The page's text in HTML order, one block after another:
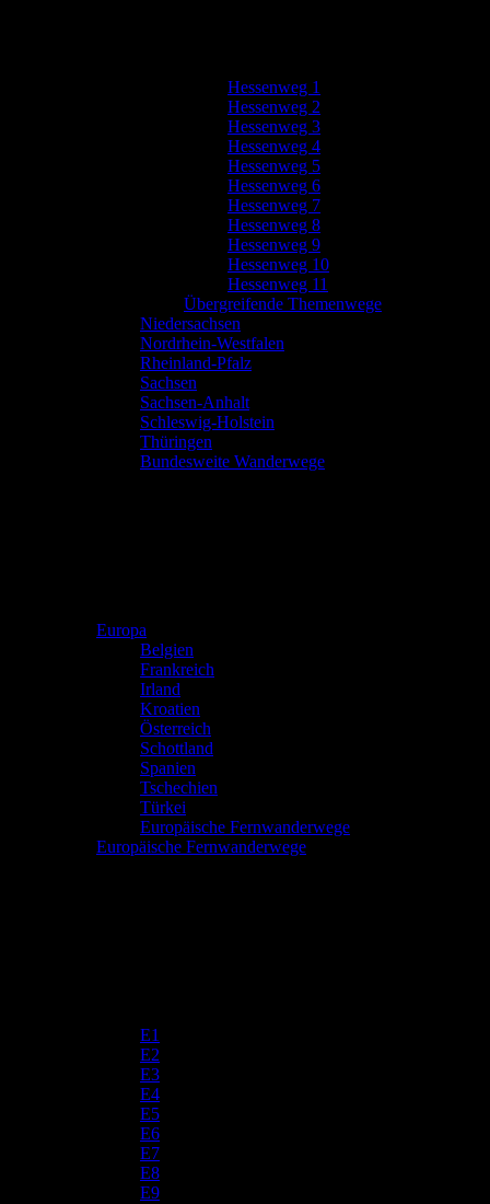
Hessenweg 1
Hessenweg 2
Hessenweg 3
Hessenweg 4
Hessenweg 5
Hessenweg 6
Hessenweg 7
Hessenweg 8
Hessenweg 9
Hessenweg 10
Hessenweg 11
Übergreifende Themenwege
Niedersachsen
Nordrhein-Westfalen
Rheinland-Pfalz
Sachsen
Sachsen-Anhalt
Schleswig-Holstein
Thüringen
Bundesweite Wanderwege
Europa
Belgien
Frankreich
Irland
Kroatien
Österreich
Schottland
Spanien
Tschechien
Türkei
Europäische Fernwanderwege
Europäische Fernwanderwege
E1
E2
E3
E4
E5
E6
E7
E8
E9